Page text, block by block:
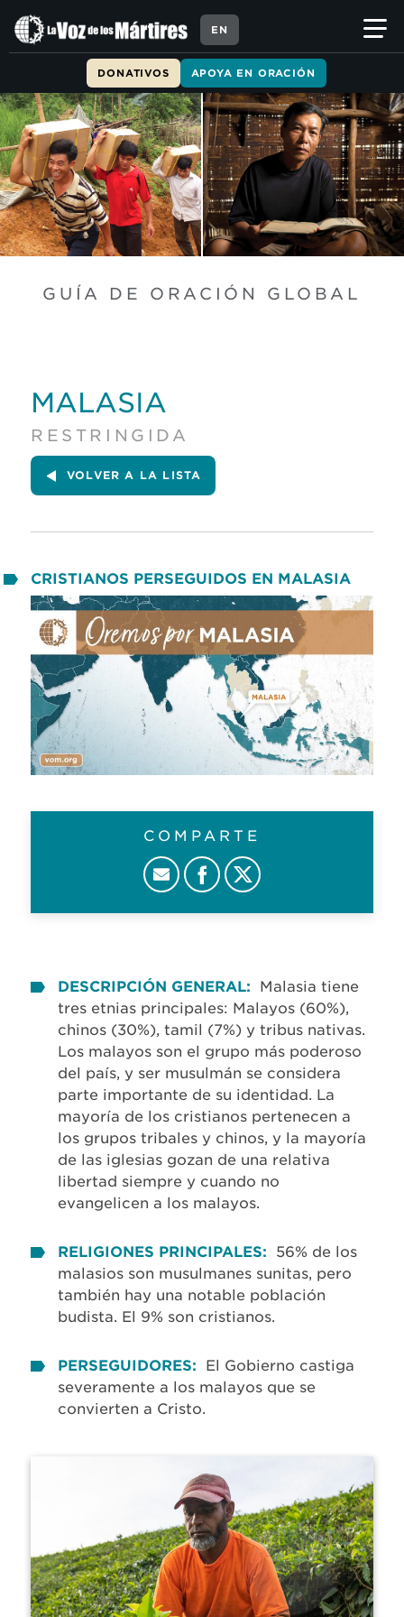
EN
DONATIVOS APOYA EN ORACIÓN
GUÍA DE ORACIÓN GLOBAL
MALASIA
RESTRINGIDA
VOLVER A LA LISTA
CRISTIANOS PERSEGUIDOS EN MALASIA
COMPARTE
DESCRIPCIÓN GENERAL:
Malasia tiene
tres etnias principales: Malayos (60%),
chinos (30%), tamil (7%) y tribus nativas.
Los malayos son el grupo más poderoso
del país, y ser musulmán se considera
parte importante de su identidad. La
mayoría de los cristianos pertenecen a
los grupos tribales y chinos, y la mayoría
de las iglesias gozan de una relativa
libertad siempre y cuando no
evangelicen a los malayos.
RELIGIONES PRINCIPALES:
56% de los
malasios son musulmanes sunitas, pero
también hay una notable población
budista. El 9% son cristianos.
PERSEGUIDORES:
El Gobierno castiga
severamente a los malayos que se
convierten a Cristo.